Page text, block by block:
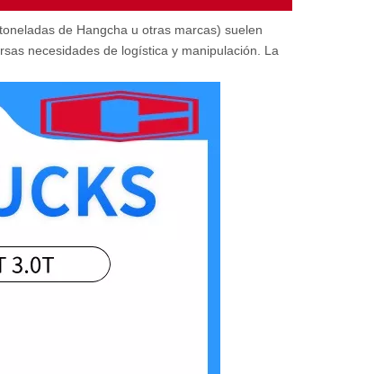
de Hangcha u otras marcas) suelen
necesidades de logística y manipulación. La